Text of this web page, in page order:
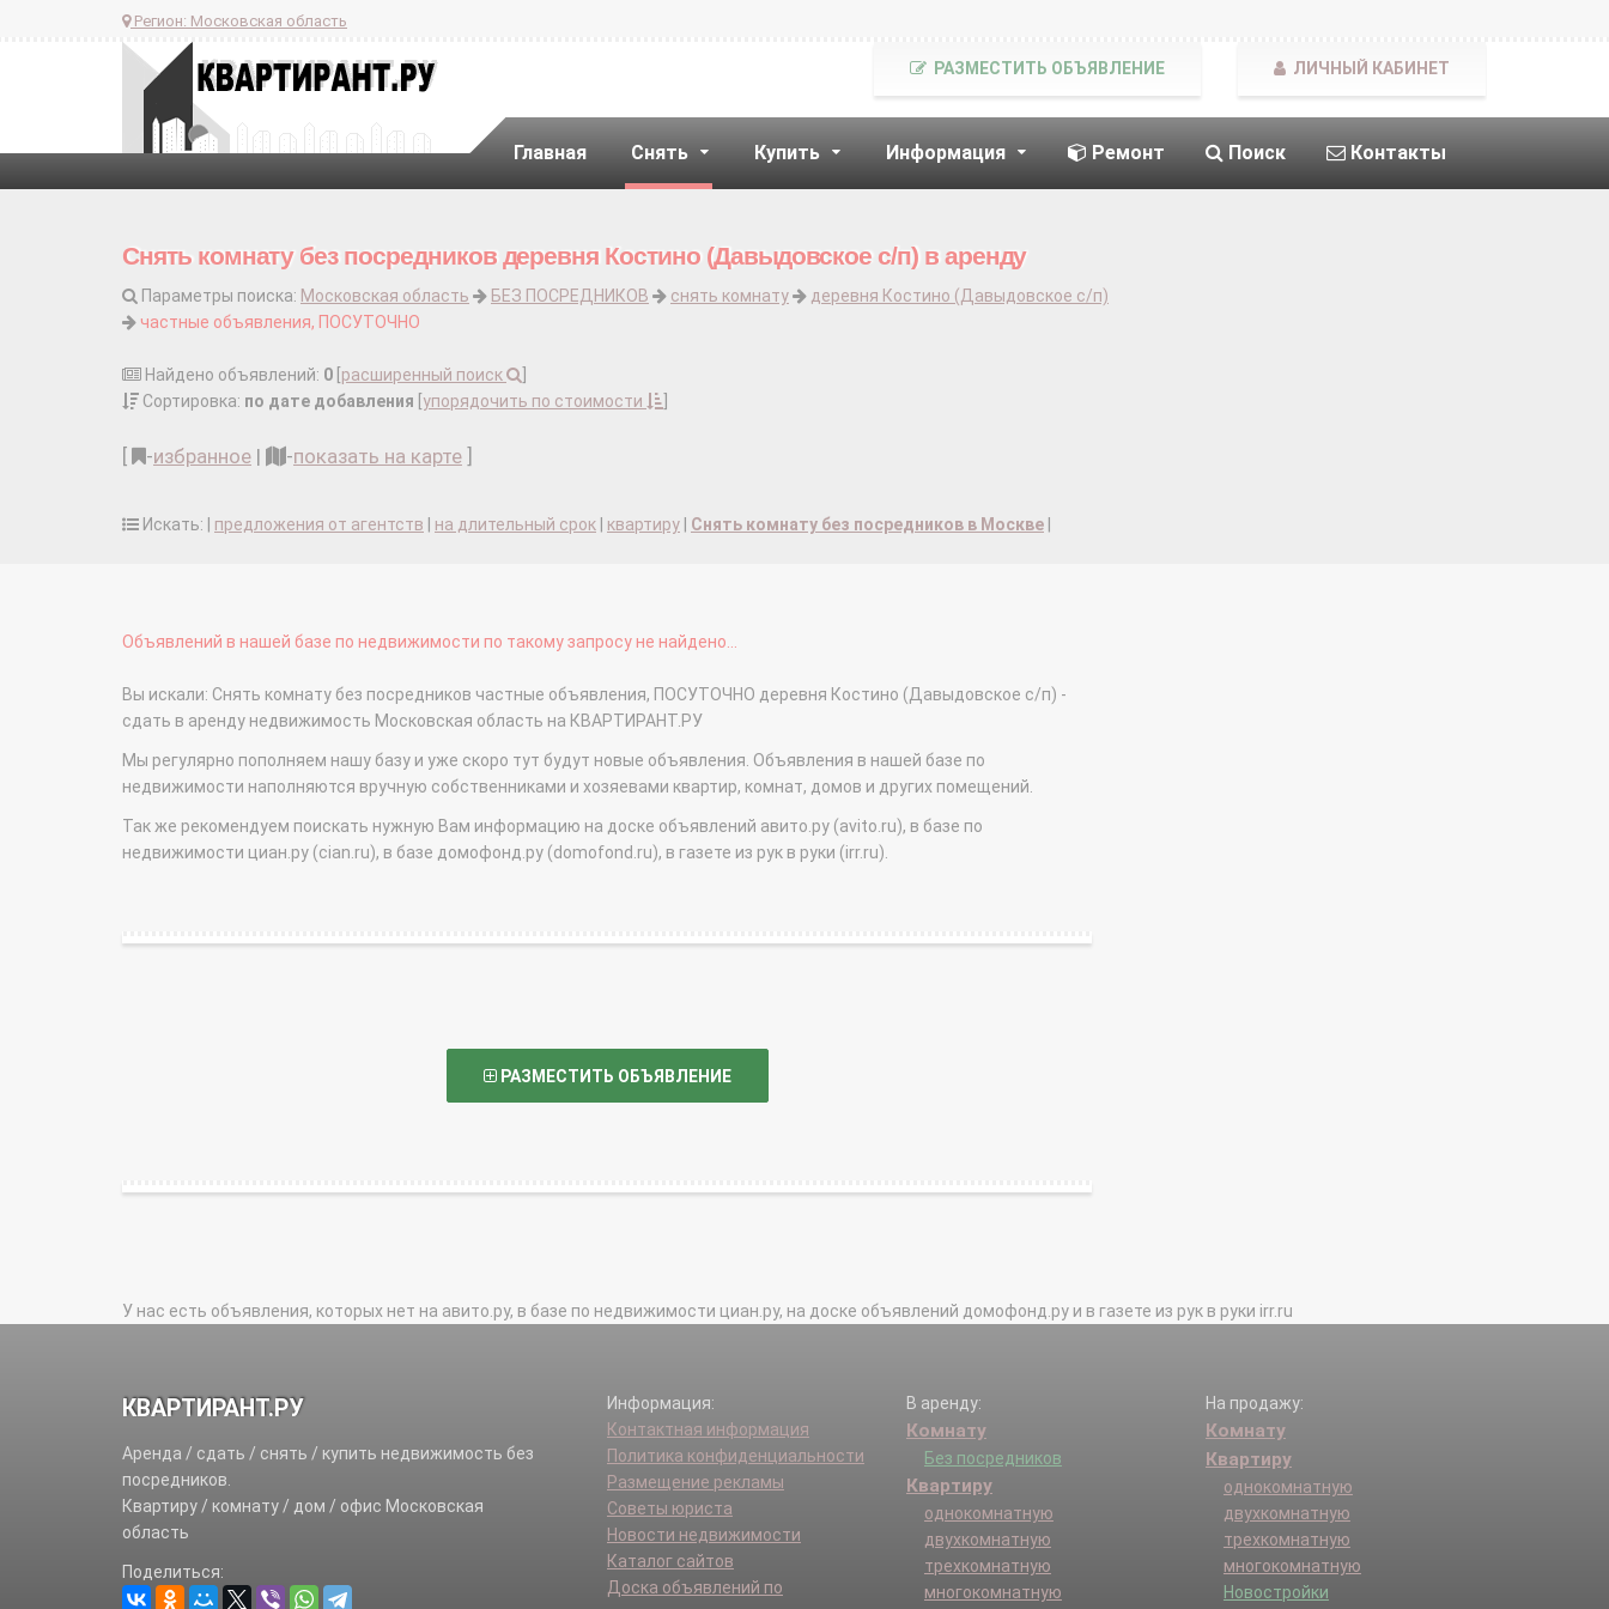
Регион: Московская область
Главная Снять Купить Информация Ремонт Поиск Контакты
РАЗМЕСТИТЬ ОБЪЯВЛЕНИЕ ЛИЧНЫЙ КАБИНЕТ
Снять комнату без посредников деревня Костино (Давыдовское с/п) в аренду
Параметры поиска: Московская область БЕЗ ПОСРЕДНИКОВ снять комнату
деревня Костино (Давыдовское с/п)
частные объявления, ПОСУТОЧНО
Найдено объявлений: 0 расширенный поиск
Сортировка: по дате добавления упорядочить по стоимости
-избранное | -показать на карте
Искать: | предложения от агентств на длительный срок квартиру Снять комнату без посредников в Москве
Объявлений в нашей базе по недвижимости по такому запросу не найдено...
Вы искали: Снять комнату без посредников частные объявления, ПОСУТОЧНО деревня Костино (Давыдовское с/п) -
сдать в аренду недвижимость Московская область на КВАРТИРАНТ.РУ
Мы регулярно пополняем нашу базу и уже скоро тут будут новые объявления. Объявления в нашей базе по
недвижимости наполняются вручную собственниками и хозяевами квартир, комнат, домов и других помещений.
Так же рекомендуем поискать нужную Вам информацию на доске объявлений авито.ру (avito.ru), в базе по
недвижимости циан.ру (cian.ru), в базе домофонд.ру (domofond.ru), в газете из рук в руки (irr.ru).
РАЗМЕСТИТЬ ОБЪЯВЛЕНИЕ
У нас есть объявления, которых нет на авито.ру, в базе по недвижимости циан.ру, на доске объявлений домофонд.ру и в газете из рук в руки irr.ru
КВАРТИРАНТ.РУ
Аренда / сдать / снять / купить недвижимость без
посредников.
Квартиру / комнату / дом / офис Московская
область
Поделиться:
Информация:
Контактная информация
Политика конфиденциальности
Размещение рекламы
Советы юриста
Новости недвижимости
Каталог сайтов
Доска объявлений по
В аренду:
Комнату
Без посредников
Квартиру
однокомнатную
двухкомнатную
трехкомнатную
многокомнатную
На продажу:
Комнату
Квартиру
однокомнатную
двухкомнатную
трехкомнатную
многокомнатную
Новостройки